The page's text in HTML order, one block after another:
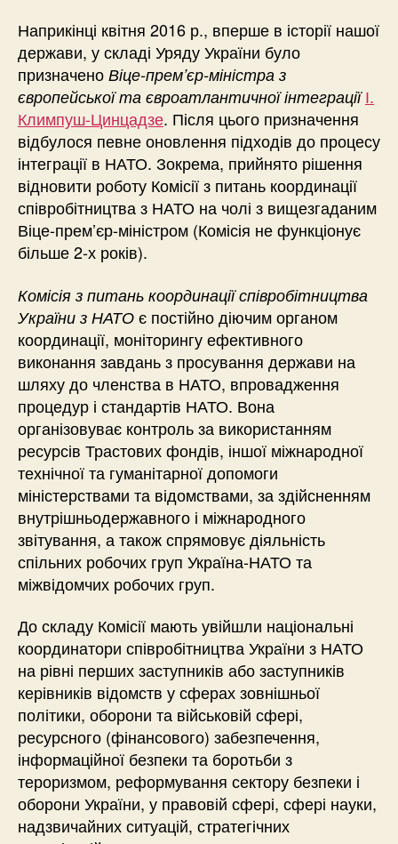
Наприкінці квітня 2016 р., вперше в історії нашої
держави, у складі Уряду України було
призначено Віце-прем’єр-міністра з
європейської та євроатлантичної інтеграції І.
Климпуш-Цинцадзе. Після цього призначення
відбулося певне оновлення підходів до процесу
інтеграції в НАТО. Зокрема, прийнято рішення
відновити роботу Комісії з питань координації
співробітництва з НАТО на чолі з вищезгаданим
Віце-прем’єр-міністром (Комісія не функціонує
більше 2-х років).
Комісія з питань координації співробітництва
України з НАТО є постійно діючим органом
координації, моніторингу ефективного
виконання завдань з просування держави на
шляху до членства в НАТО, впровадження
процедур і стандартів НАТО. Вона
організовуває контроль за використанням
ресурсів Трастових фондів, іншої міжнародної
технічної та гуманітарної допомоги
міністерствами та відомствами, за здійсненням
внутрішньодержавного і міжнародного
звітування, а також спрямовує діяльність
спільних робочих груп Україна-НАТО та
міжвідомчих робочих груп.
До складу Комісії мають увійшли національні
координатори співробітництва України з НАТО
на рівні перших заступників або заступників
керівників відомств у сферах зовнішньої
політики, оборони та військовій сфері,
ресурсного (фінансового) забезпечення,
інформаційної безпеки та боротьби з
тероризмом, реформування сектору безпеки і
оборони України, у правовій сфері, сфері науки,
надзвичайних ситуацій, стратегічних